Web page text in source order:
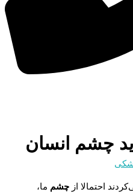
چشم انسان
احتمالا از چشم ما،